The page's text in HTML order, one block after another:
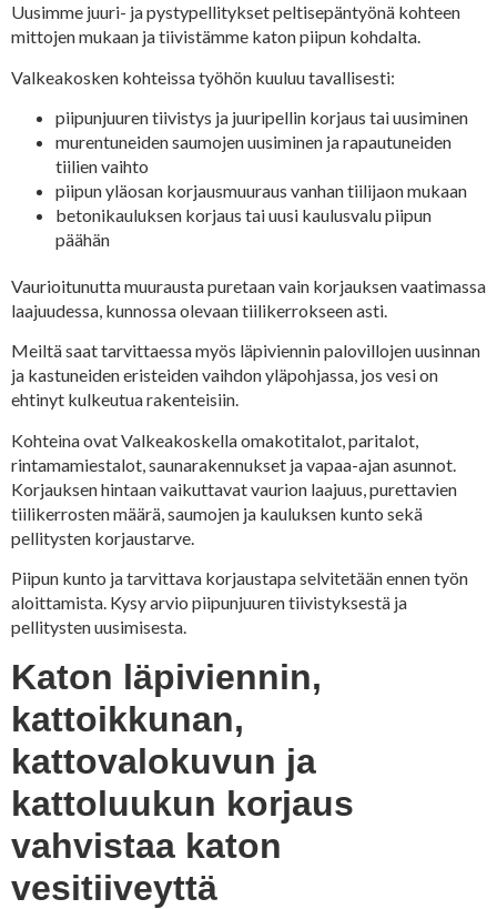
Uusimme juuri- ja pystypellitykset peltisepäntyönä kohteen
mittojen mukaan ja tiivistämme katon piipun kohdalta.
Valkeakosken kohteissa työhön kuuluu tavallisesti:
piipunjuuren tiivistys ja juuripellin korjaus tai uusiminen
murentuneiden saumojen uusiminen ja rapautuneiden
tiilien vaihto
piipun yläosan korjausmuuraus vanhan tiilijaon mukaan
betonikauluksen korjaus tai uusi kaulusvalu piipun
päähän
Vaurioitunutta muurausta puretaan vain korjauksen vaatimassa
laajuudessa, kunnossa olevaan tiilikerrokseen asti.
Meiltä saat tarvittaessa myös läpiviennin palovillojen uusinnan
ja kastuneiden eristeiden vaihdon yläpohjassa, jos vesi on
ehtinyt kulkeutua rakenteisiin.
Kohteina ovat Valkeakoskella omakotitalot, paritalot,
rintamamiestalot, saunarakennukset ja vapaa-ajan asunnot.
Korjauksen hintaan vaikuttavat vaurion laajuus, purettavien
tiilikerrosten määrä, saumojen ja kauluksen kunto sekä
pellitysten korjaustarve.
Piipun kunto ja tarvittava korjaustapa selvitetään ennen työn
aloittamista. Kysy arvio piipunjuuren tiivistyksestä ja
pellitysten uusimisesta.
Katon läpiviennin,
kattoikkunan,
kattovalokuvun ja
kattoluukun korjaus
vahvistaa katon
vesitiiveyttä